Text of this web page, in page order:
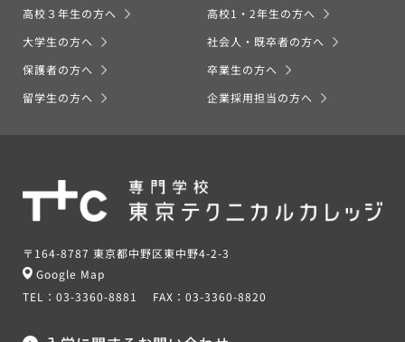
高校３年生の方へ
高校1・2年生の方へ
大学生の方へ
社会人・既卒者の方へ
保護者の方へ
卒業生の方へ
留学生の方へ
企業採用担当の方へ
〒164-8787 東京都中野区東中野4-2-3
Google Map
TEL： 03-3360-8881 FAX： 03-3360-8820